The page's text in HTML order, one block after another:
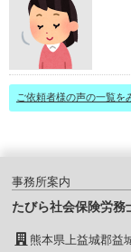
ご依頼者様の声の一覧を
事務所案内
たびら社会保険労務
熊本県上益城郡益